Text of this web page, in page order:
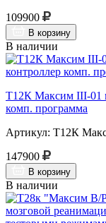
109900
В корзину
В наличии
Т12К Максим III-01
комп. программа
Артикул: Т12К
147900
В корзину
В наличии